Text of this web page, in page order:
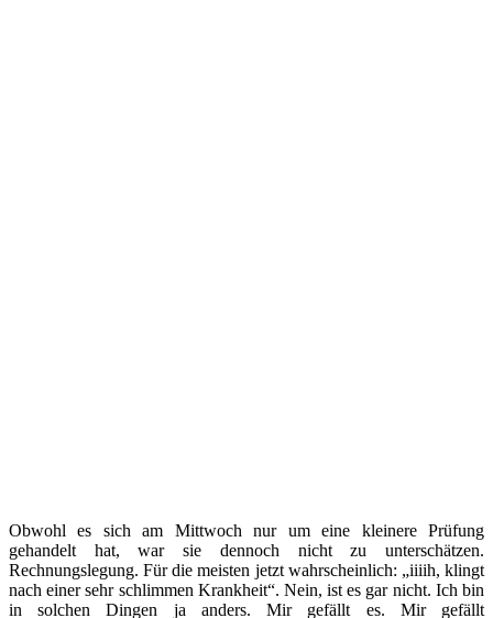
Obwohl es sich am Mittwoch nur um eine kleinere Prüfung
gehandelt hat, war sie dennoch nicht zu unterschätzen.
Rechnungslegung. Für die meisten jetzt wahrscheinlich: „iiiih, klingt
nach einer sehr schlimmen Krankheit“. Nein, ist es gar nicht. Ich bin
in solchen Dingen ja anders. Mir gefällt es. Mir gefällt